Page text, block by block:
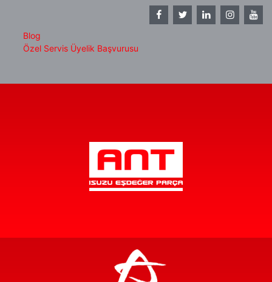
Blog
Özel Servis Üyelik Başvurusu